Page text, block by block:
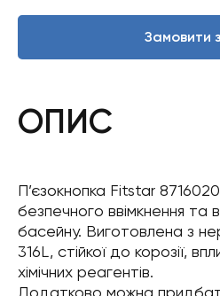
Замовити
ОПИС
П’єзокнопка Fitstar
безпечного ввімкнення та
басейну. Виготовлена з
316L, стійкої до корозії,
хімічних реагентів.
Додатково можна